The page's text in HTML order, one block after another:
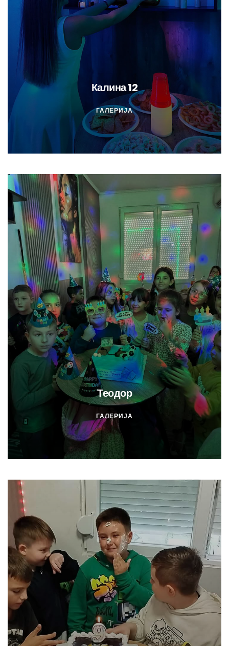
Калина 12
ГАЛЕРИЈА
Теодор
ГАЛЕРИЈА